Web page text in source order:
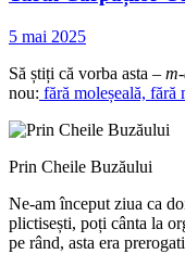
5 mai 2025
Să știți că vorba asta –
nou: fără moleșeală, fără
Prin Cheile Buzăului
Ne-am început ziua ca
plictisești, poți cânta la
pe rând, asta era